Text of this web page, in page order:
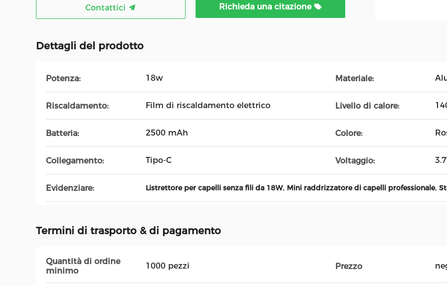
Contattici Richieda una citazione
Dettagli del prodotto
Potenza: 18w Materiale:
Riscaldamento: Film di riscaldamento elettrico Livello di calore:
Batteria: 2500 mAh Colore:
Collegamento: Tipo-C Voltaggio:
Evidenziare: Listrettore per capelli senza fili da 18W, Mini raddrizzatore di capelli professionale,
Termini di trasporto & di pagamento
Quantità di ordine
minimo
1000 pezzi Prezzo